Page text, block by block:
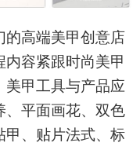
的高端美甲创意店
容紧跟时尚美甲
美甲工具与产品应
、平面画花、双色
甲、贴片法式、标